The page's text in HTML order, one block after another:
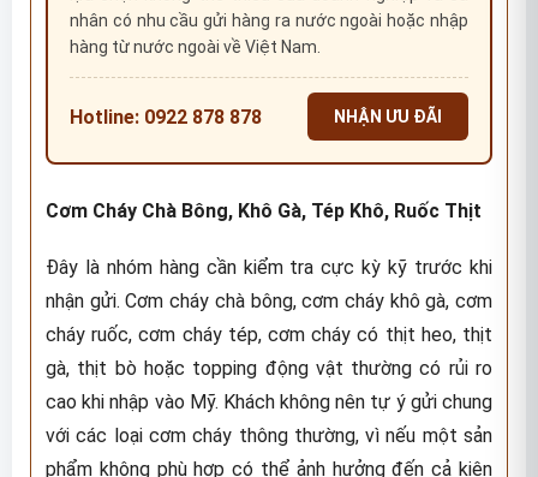
nhân có nhu cầu gửi hàng ra nước ngoài hoặc nhập
hàng từ nước ngoài về Việt Nam.
Hotline: 0922 878 878 NHẬN ƯU ĐÃI
Cơm Cháy Chà Bông, Khô Gà, Tép Khô, Ruốc Thịt
Đây là nhóm hàng cần kiểm tra cực kỳ kỹ trước khi
nhận gửi. Cơm cháy chà bông, cơm cháy khô gà, cơm
cháy ruốc, cơm cháy tép, cơm cháy có thịt heo, thịt
gà, thịt bò hoặc topping động vật thường có rủi ro
cao khi nhập vào Mỹ. Khách không nên tự ý gửi chung
với các loại cơm cháy thông thường, vì nếu một sản
phẩm không phù hợp có thể ảnh hưởng đến cả kiện